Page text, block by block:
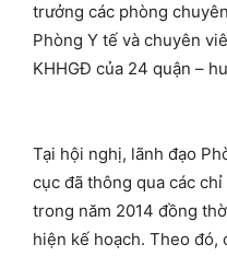
trưởng các phòng
Phòng Y tế và chuyên
KHHGĐ của 24 quận –
Tại hội nghị, lãnh đạo
cục đã thông qua các
trong năm 2014 đồng
hiện kế hoạch. Theo đó,